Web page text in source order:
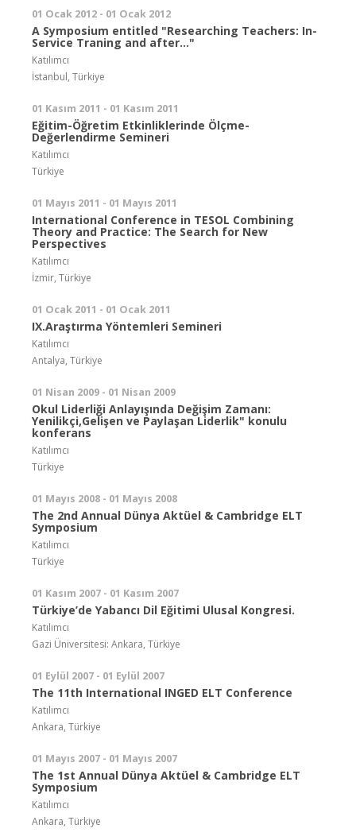
01 Ocak 2012 - 01 Ocak 2012
A Symposium entitled "Researching Teachers: In-
Service Traning and after..."
Katılımcı
İstanbul, Türkiye
01 Kasım 2011 - 01 Kasım 2011
Eğitim-Öğretim Etkinliklerinde Ölçme-
Değerlendirme Semineri
Katılımcı
Türkiye
01 Mayıs 2011 - 01 Mayıs 2011
International Conference in TESOL Combining
Theory and Practice: The Search for New
Perspectives
Katılımcı
İzmir, Türkiye
01 Ocak 2011 - 01 Ocak 2011
IX.Araştırma Yöntemleri Semineri
Katılımcı
Antalya, Türkiye
01 Nisan 2009 - 01 Nisan 2009
Okul Liderliği Anlayışında Değişim Zamanı:
Yenilikçi,Gelişen ve Paylaşan Liderlik" konulu
konferans
Katılımcı
Türkiye
01 Mayıs 2008 - 01 Mayıs 2008
The 2nd Annual Dünya Aktüel & Cambridge ELT
Symposium
Katılımcı
Türkiye
01 Kasım 2007 - 01 Kasım 2007
Türkiye’de Yabancı Dil Eğitimi Ulusal Kongresi.
Katılımcı
Gazi Üniversitesi: Ankara, Türkiye
01 Eylül 2007 - 01 Eylül 2007
The 11th International INGED ELT Conference
Katılımcı
Ankara, Türkiye
01 Mayıs 2007 - 01 Mayıs 2007
The 1st Annual Dünya Aktüel & Cambridge ELT
Symposium
Katılımcı
Ankara, Türkiye